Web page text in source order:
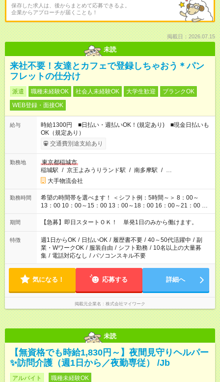
保存した求人は、後からまとめて応募できるよ。
企業からアプローチが届くことも！
掲載日：2026.07.15
未読
来社不要！友達とカフェで登録しちゃおう＊パン
フレットの仕分け
派遣 職種未経験OK 社会人未経験OK 大学生歓迎
ブランクOK
WEB登録・面接OK
給与
時給1300円 ■日払い・週払いOK！(規定あり) ■現金日払いも
OK（規定あり）
交通費別途支給あり
勤務地
東京都稲城市
稲城駅 / 京王よみうりランド駅 / 南多摩駅 / …
大手物流会社
勤務時間
希望の時間帯を選べます！ ＜シフト例：5時間～＞ 8：00～
13：00 10：00～15：00 13：00～18：00 16：00～21：00 ＜
シフト例：8時間～＞ ・10：00～19：00 ・13：00～22：00 ・
22：00～翌6：00 など！是非ご希望をお聞かせください！
期間 【急募】即日スタートＯＫ！ 単発1日のみから働けます。
特徴 週1日からOK / 日払いOK / 履歴書不要 / 40～50代活躍中 / 副
業・WワークOK / 服装自由 / シフト勤務 / 10名以上の大量募
集 / 電話対応なし / パソコンスキル不要
気になる！ 応募する 詳細へ
掲載元企業名 株式会社マイワーク
未読
【無資格でも時給1,830円～】夜間見守りヘルパー
✨訪問介護（週1日から／夜勤専従） /Jb
アルバイト 職種未経験OK